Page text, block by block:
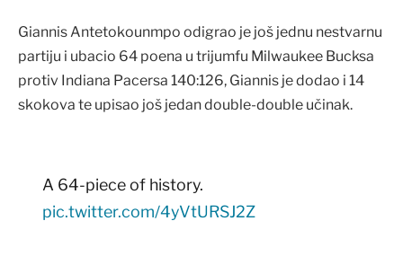
Giannis Antetokounmpo odigrao je još jednu nestvarnu
partiju i ubacio 64 poena u trijumfu Milwaukee Bucksa
protiv Indiana Pacersa 140:126, Giannis je dodao i 14
skokova te upisao još jedan double-double učinak.
A 64-piece of history.
pic.twitter.com/4yVtURSJ2Z